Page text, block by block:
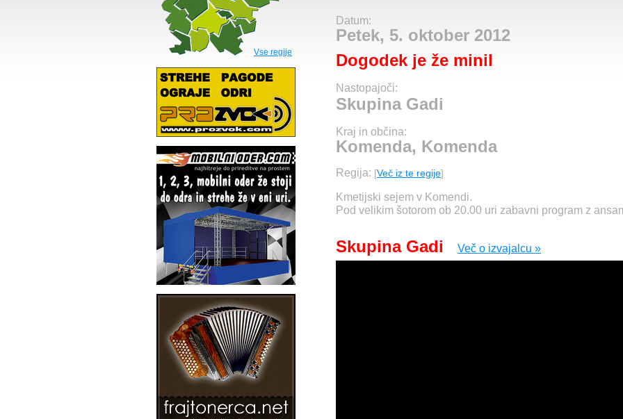
Vse regije
Datum:
Petek, 5. oktober 2012
Dogodek je že minil
Nastopajoči:
Skupina Gadi
Kraj in občina:
Komenda, Komenda
Regija: [Več iz te regije]
Kmetijski sejem v Komendi.
Pod velikim šotorom ob 20.00 uri zabavni program z
Skupina Gadi Več o izvajalcu »